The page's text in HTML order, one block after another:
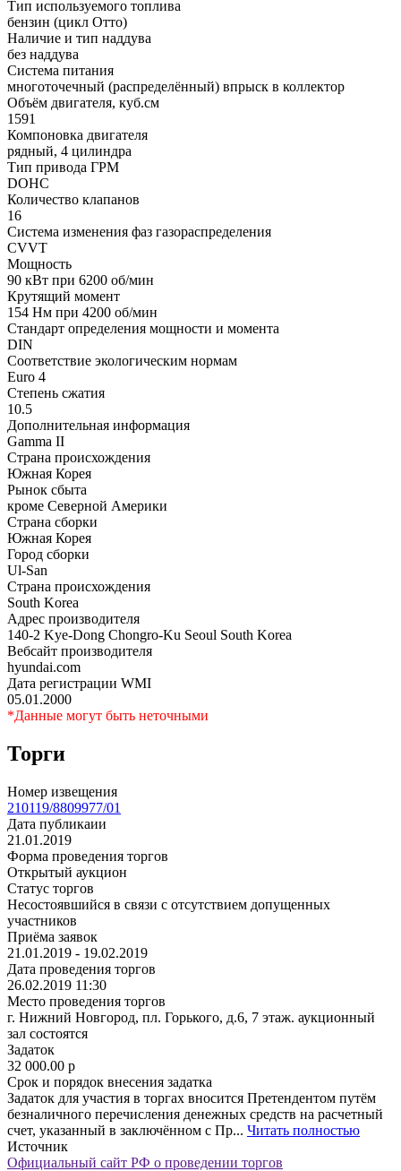
Тип используемого топлива
бензин (цикл Отто)
Наличие и тип наддува
без наддува
Система питания
многоточечный (распределённый) впрыск в коллектор
Объём двигателя, куб.см
1591
Компоновка двигателя
рядный, 4 цилиндра
Тип привода ГРМ
DOHC
Количество клапанов
16
Система изменения фаз газораспределения
CVVT
Мощность
90 кВт при 6200 об/мин
Крутящий момент
154 Нм при 4200 об/мин
Стандарт определения мощности и момента
DIN
Соответствие экологическим нормам
Euro 4
Степень сжатия
10.5
Дополнительная информация
Gamma II
Страна происхождения
Южная Корея
Рынок сбыта
кроме Северной Америки
Страна сборки
Южная Корея
Город сборки
Ul-San
Страна происхождения
South Korea
Адрес производителя
140-2 Kye-Dong Chongro-Ku Seoul South Korea
Вебсайт производителя
hyundai.com
Дата регистрации WMI
05.01.2000
*Данные могут быть неточными
Торги
Номер извещения
210119/8809977/01
Дата публикаии
21.01.2019
Форма проведения торгов
Открытый аукцион
Статус торгов
Несостоявшийся в связи с отсутствием допущенных
участников
Приёма заявок
21.01.2019 - 19.02.2019
Дата проведения торгов
26.02.2019 11:30
Место проведения торгов
г. Нижний Новгород, пл. Горького, д.6, 7 этаж. аукционный
зал состоятся
Задаток
32 000.00 p
Срок и порядок внесения задатка
Задаток для участия в торгах вносится Претендентом путём
безналичного перечисления денежных средств на расчетный
счет, указанный в заключённом с Пр... Читать полностью
Источник
Официальный сайт РФ о проведении торгов